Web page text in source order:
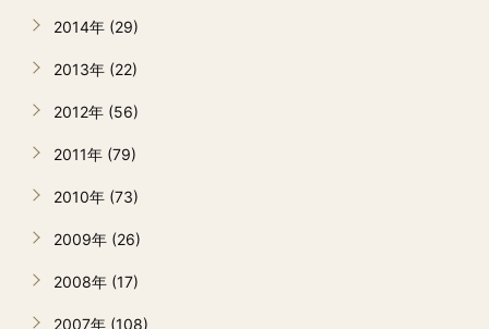
2014年 (29)
2013年 (22)
2012年 (56)
2011年 (79)
2010年 (73)
2009年 (26)
2008年 (17)
2007年 (108)